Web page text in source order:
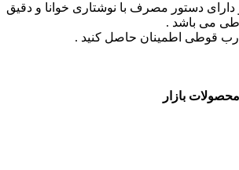
دستور مصرف با نوشتاری خوانا و دقیق
می باشد .
قوطی اطمینان حاصل کنید .
محصولات بازار